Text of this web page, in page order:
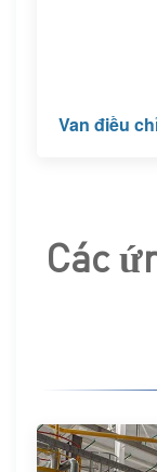
Van điều
Các